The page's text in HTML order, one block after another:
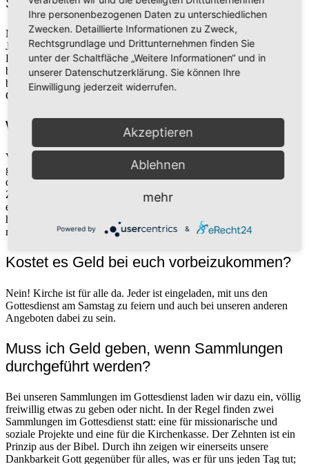
Nein, wir sind eine protestantische Freikirche, die im 19.
Jahrhundert in den USA ihrenUrsprunghat. Unser Name nimmt
Bezug darauf, dass wir als „Siebenten-Tags-Adventisten“ an die
baldige Wiederkunft Jesu auf diese Erde glauben und den nach
biblischer Zählung siebten Tag der Woche, den Sabbat, als den von
Gott eingesetzten Ruhetag feiern.
Was ist eigentlich dieses Potluck?
Vielleicht hast du schon selbst erlebt, dass die besten Gespräche bei
gutem Essen stattfinden. Deshalb treffen wir uns regelmäßig nach
dem Gottesdienst zum gemeinsamen Mittagessen und verbringen
Zeit zusammen. Damit nicht einer alles vorbereiten muss, bringt
einfach jeder etwas mit. Und voilà: ein Potluck [pɑtˌlʌk]). Du bist
herzlich zum Essen eingeladen, auch wenn du mal nichts
mitgebracht hast!
Kostet es Geld bei euch vorbeizukommen?
Nein! Kirche ist für alle da. Jeder ist eingeladen, mit uns den
Gottesdienst am Samstag zu feiern und auch bei unseren anderen
Angeboten dabei zu sein.
Muss ich Geld geben, wenn Sammlungen
durchgeführt werden?
Bei unseren Sammlungen im Gottesdienst laden wir dazu ein, völlig
freiwillig etwas zu geben oder nicht. In der Regel finden zwei
Sammlungen im Gottesdienst statt: eine für missionarische und
soziale Projekte und eine für die Kirchenkasse. Der Zehnten ist ein
Prinzip aus der Bibel. Durch ihn zeigen wir einerseits unsere
Dankbarkeit Gott gegenüber für alles, was er für uns jeden Tag tut;
Ihre personenbezogenen Daten zu unterschiedlichen
Zwecken. Detaillierte Informationen zu Zweck,
Rechtsgrundlage und Drittunternehmen finden Sie
unter der Schaltfläche „Weitere Informationen“ und in
unserer Datenschutzerklärung. Sie können Ihre
Einwilligung jederzeit widerrufen.
Akzeptieren
Ablehnen
mehr
Powered by &